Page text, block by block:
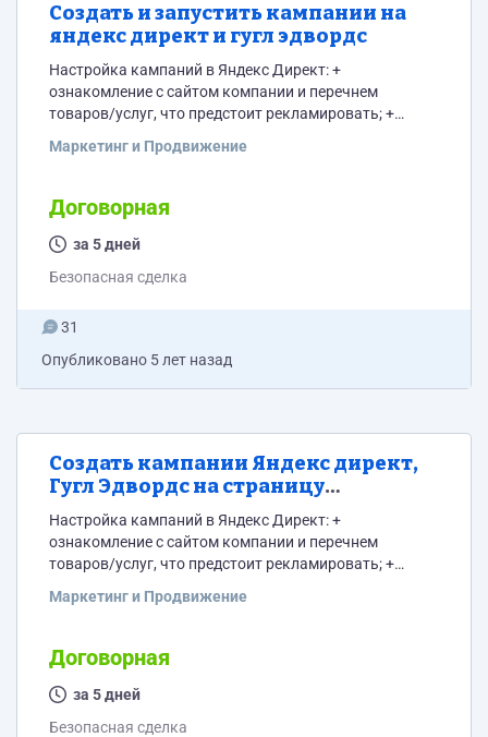
Создать и запустить кампании на
яндекс директ и гугл эдвордс
Настройка кампаний в Яндекс Директ: +
ознакомление с сайтом компании и перечнем
товаров/услуг, что предстоит рекламировать; +
подбор к ним синонимов по всем услугам прайса и
коттеджные поселки в радиусе 5-7 км) и их
комбинации, чтобы как можно шире охватить
интересы целевой аудитории; + Сбор полного шлейфа
Маркетинг и Продвижение
Договорная
за 5 дней
Безопасная сделка
31
Опубликовано 5 лет назад
Создать кампании Яндекс директ,
Гугл Эдвордс на страницу
барбершопа на сайте oldboy
Настройка кампаний в Яндекс Директ: +
ознакомление с сайтом компании и перечнем
товаров/услуг, что предстоит рекламировать; +
синонимов по всем услугам прайса и геоположению (
радиусе 5-7 км) и их комбинации, чтобы как можно
шире охватить интересы целевой аудитории; + Сбор
полного шлейфа ключевых фраз с помощью
Маркетинг и Продвижение
Договорная
за 5 дней
Безопасная сделка